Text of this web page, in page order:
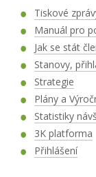
Tiskové
Manuál pro
Jak se stát
Stanovy,
Strategie
Plány a
Statistiky
3K platforma
Přihlášení